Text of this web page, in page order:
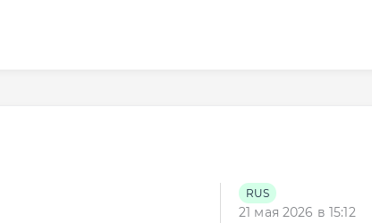
RUS
21 мая 2026 в 15:12